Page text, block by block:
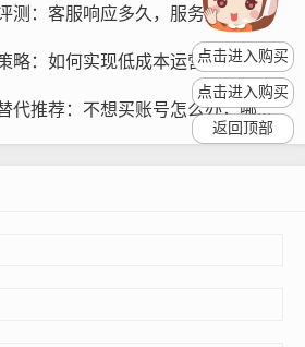
时，请选择安全的付款方式，如支
免使用银行卡直接转账，以免泄露
账号后，请仔细核对账号信息，如
果发现信息有误，请及时与卖家联
测：客服响应多久，服务质量对比
便宜纸飞机账号购买策略：如何实现低成本运营，推荐哪些组合
便宜纸飞机账号购买替代推荐：不想买账号怎么办，哪些替代方法
点击进入购买
点击进入购买
返回顶部